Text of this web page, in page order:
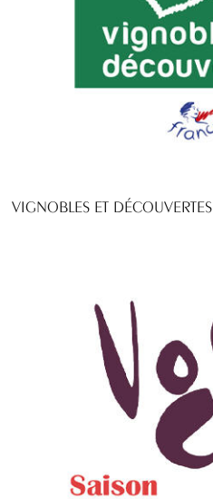
VIGNOBLES ET DÉCOUVERTES